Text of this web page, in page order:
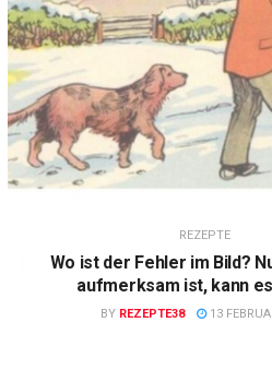
REZEPTE
Wo ist der Fehler im Bild?
aufmerksam ist, kann
BY REZEPTE38 13